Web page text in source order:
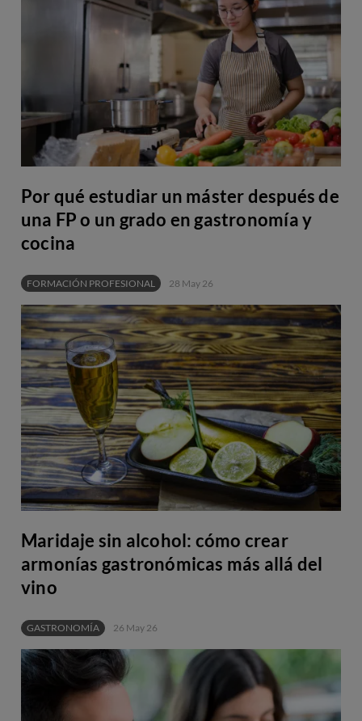
Por qué estudiar un máster después de
una FP o un grado en gastronomía y
cocina
FORMACIÓN PROFESIONAL 28 May 26
Maridaje sin alcohol: cómo crear
armonías gastronómicas más allá del
vino
GASTRONOMÍA 26 May 26